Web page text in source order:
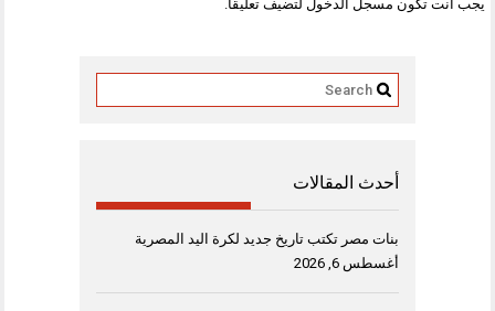
يجب أنت تكون مسجل الدخول لتضيف تعليقاً.
أحدث المقالات
بنات مصر تكتب تاريخ جديد لكرة اليد المصرية
أغسطس 6, 2026